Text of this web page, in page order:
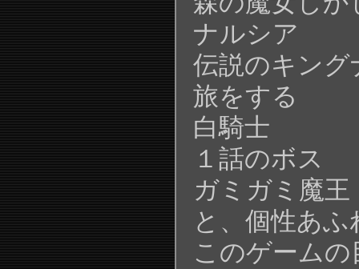
ナルシア
伝説のキン
旅をする
白騎士
１話のボス
ガミガミ魔王
と、個性あ
このゲーム